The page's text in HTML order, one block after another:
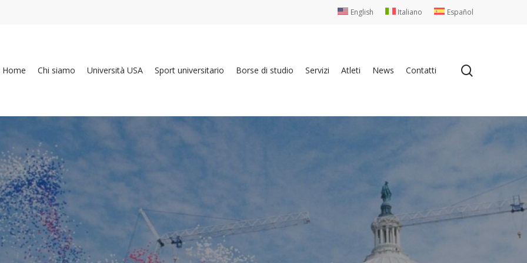
English Italiano Español
Home Chi siamo Università USA Sport universitario Borse di studio Servizi Atleti News Contatti